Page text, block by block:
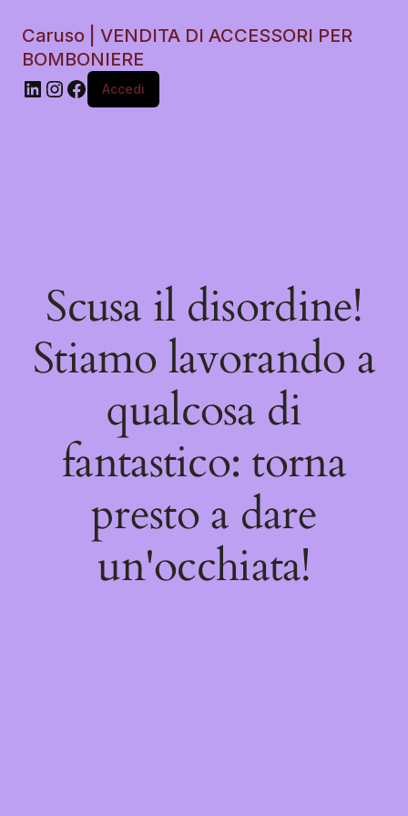
Caruso | VENDITA DI ACCESSORI PER
BOMBONIERE
Accedi
Scusa il disordine!
Stiamo lavorando a
qualcosa di
fantastico: torna
presto a dare
un'occhiata!